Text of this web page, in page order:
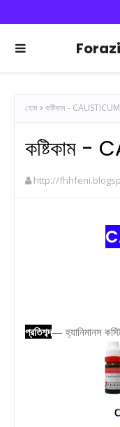
হোম কষ্টিকাম - CAUSTICUM
কষ্টিকাম -
http://
প্রতিশব্দ— হ্যানিমানস